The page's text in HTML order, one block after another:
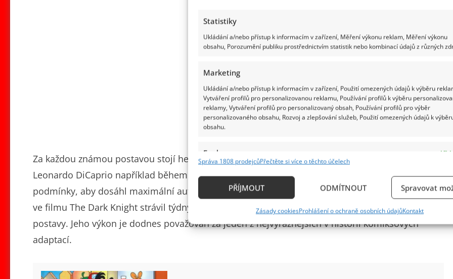
Statistiky
Ukládání a/nebo přístup k informacím v zařízení, Měření výkonu reklam, Měření výkonu
obsahu, Porozumění publiku prostřednictvím statistik nebo kombinací údajů z různých
Marketing
Ukládání a/nebo přístup k informacím v zařízení, Použití omezených údajů k výběru
Vytváření profilů pro personalizovanou reklamu, Používání profilů k výběru
reklamy, Vytváření profilů pro personalizovaný obsah, Používání profilů pro výběr
personalizovaného obsahu, Rozvoj a zlepšování služeb, Použití omezených údajů k
obsahu.
Funkce
Identifikace zařízení na základě automaticky přenášených informací.
základě aktivně požadovaných informací.
Správa 1808 prodejcůPřečtěte si více o těchto účelech
PŘÍJMOUT ODMÍTNOUT Spravovat
Zásady cookiesProhlášení o ochraně osobních údajůKontakt
Za každou známou postavou stojí herec, který do role vkládá nejen talent, ale i obrovské úsilí.
Leonardo DiCaprio například během kariéry opakovaně podstupoval náročné natáčecí
podmínky, aby dosáhl maximální autenticity. Podobně Heath Ledger při přípravě na roli Jokera
ve filmu The Dark Knight strávil týdny izolovaný, aby vytvořil jedinečný psychologický portrét
postavy. Jeho výkon je dodnes považován za jeden z nejvýraznějších v historii komiksových
adaptací.